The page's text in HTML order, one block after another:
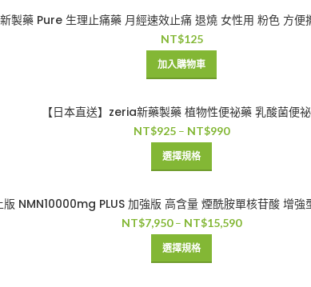
製藥 Pure 生理止痛藥 月經速效止痛 退燒 女性用 粉色 方
NT$125
加入購物車
【日本直送】zeria新藥製藥 植物性便祕藥 乳酸菌便
NT$925 – NT$990
選擇規格
版 NMN10000mg PLUS 加強版 高含量 煙酰胺單核苷酸 增
NT$7,950 – NT$15,590
選擇規格